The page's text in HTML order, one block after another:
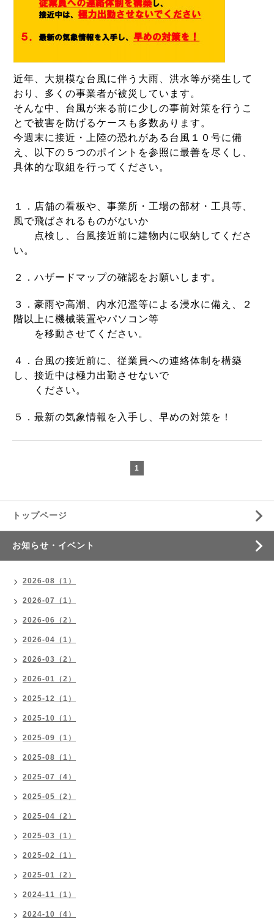
近年、大規模な台風に伴う大雨、洪水等が発生して
おり、多くの事業者が被災しています。
そんな中、台風が来る前に少しの事前対策を行うこ
とで被害を防げるケースも多数あります。
今週末に接近・上陸の恐れがある台風１０号に備
え、以下の５つのポイントを参照に最善を尽くし、
具体的な取組を行ってください。
１．店舗の看板や、事業所・工場の部材・工具等、
風で飛ばされるものがないか
点検 し、台風接近前に建物内に収納してくださ
い。
２．ハザードマップの確認をお願いします。
３．豪雨や高潮、内水氾濫等による浸水に備え、２
階以上に機械装置やパソコン等
を移動させてください。
４．台風の接近前に、従業員への連絡体制を構築
し、接近中は極力出勤させないで
ください。
５．最新の気象情報を入手し、早めの対策を！
1
トップページ
お知らせ・イベント
2026-08（1）
2026-07（1）
2026-06（2）
2026-04（1）
2026-03（2）
2026-01（2）
2025-12（1）
2025-10（1）
2025-09（1）
2025-08（1）
2025-07（4）
2025-05（2）
2025-04（2）
2025-03（1）
2025-02（1）
2025-01（2）
2024-11（1）
2024-10（4）